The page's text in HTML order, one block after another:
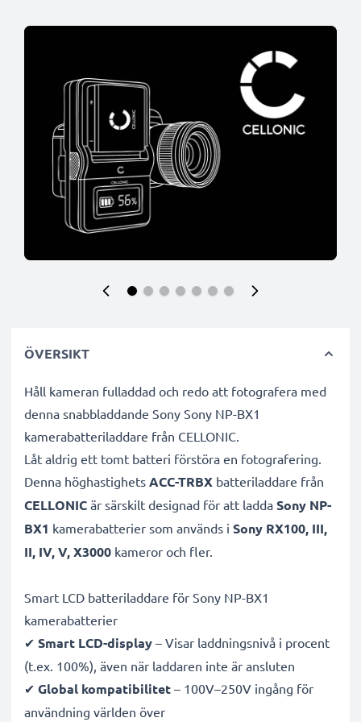
ÖVERSIKT
Håll kameran fulladdad och redo att fotografera med
denna snabbladdande Sony Sony NP-BX1
kamerabatteriladdare från CELLONIC.
Låt aldrig ett tomt batteri förstöra en fotografering.
Denna höghastighets ACC-TRBX batteriladdare från
CELLONIC är särskilt designad för att ladda Sony NP-
BX1 kamerabatterier som används i Sony RX100, III,
II, IV, V, X3000 kameror och fler.
Smart LCD batteriladdare för Sony NP-BX1
kamerabatterier
✔ Smart LCD-display – Visar laddningsnivå i procent
(t.ex. 100%), även när laddaren inte är ansluten
✔ Global kompatibilitet – 100V–250V ingång för
användning världen över